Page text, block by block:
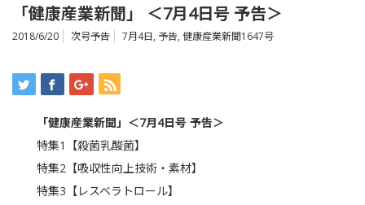
「健康産業新聞」 ＜7月4日号 予告＞
2018/6/20 次号予告 7月4日, 予告, 健康産業新聞1647号
「健康産業新聞」＜7月4日号 予告＞
特集1【殺菌乳酸菌】
特集2【吸収性向上技術・素材】
特集3【レスベラトロール】